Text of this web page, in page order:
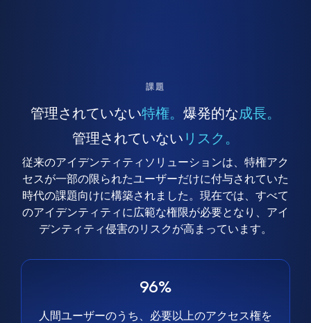
課題
管理されていない特権。 爆発的な成長。
管理されていない リスク。
従来のアイデンティティソリューションは、特権アク
セスが一部の限られたユーザーだけに付与されていた
時代の課題向けに構築されました。現在では、すべて
のアイデンティティに広範な権限が必要となり、アイ
デンティティ侵害のリスクが高まっています。
96%
人間ユーザーのうち、必要以上のアクセス権を